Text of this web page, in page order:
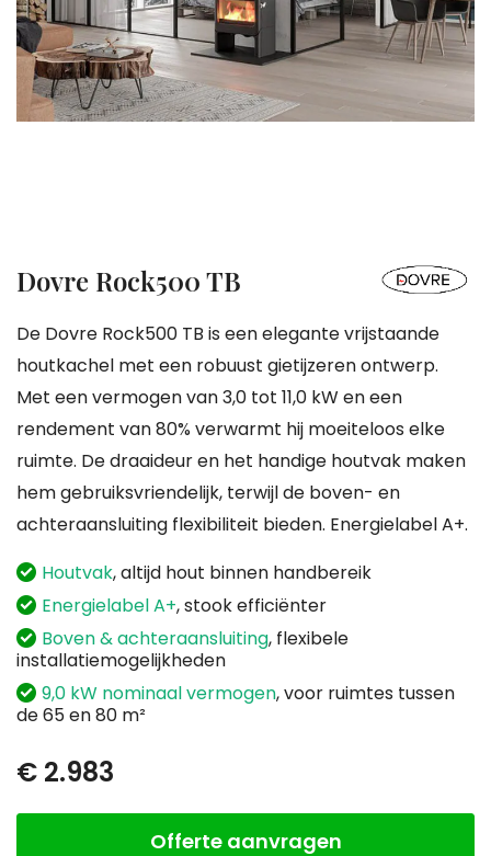
Ga
naar
het
begin
van
de
afbeeldingen-
gallerij
Dovre Rock500 TB
De Dovre Rock500 TB is een elegante vrijstaande
houtkachel met een robuust gietijzeren ontwerp.
Met een vermogen van 3,0 tot 11,0 kW en een
rendement van 80% verwarmt hij moeiteloos elke
ruimte. De draaideur en het handige houtvak maken
hem gebruiksvriendelijk, terwijl de boven- en
achteraansluiting flexibiliteit bieden. Energielabel A+.
Houtvak, altijd hout binnen handbereik
Energielabel A+, stook efficiënter
Boven & achteraansluiting, flexibele
installatiemogelijkheden
9,0 kW nominaal vermogen, voor ruimtes tussen
de 65 en 80 m²
€ 2.983
Offerte aanvragen